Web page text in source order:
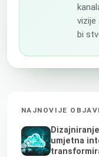
vizije
bi
NAJNOVIJE
umjetna